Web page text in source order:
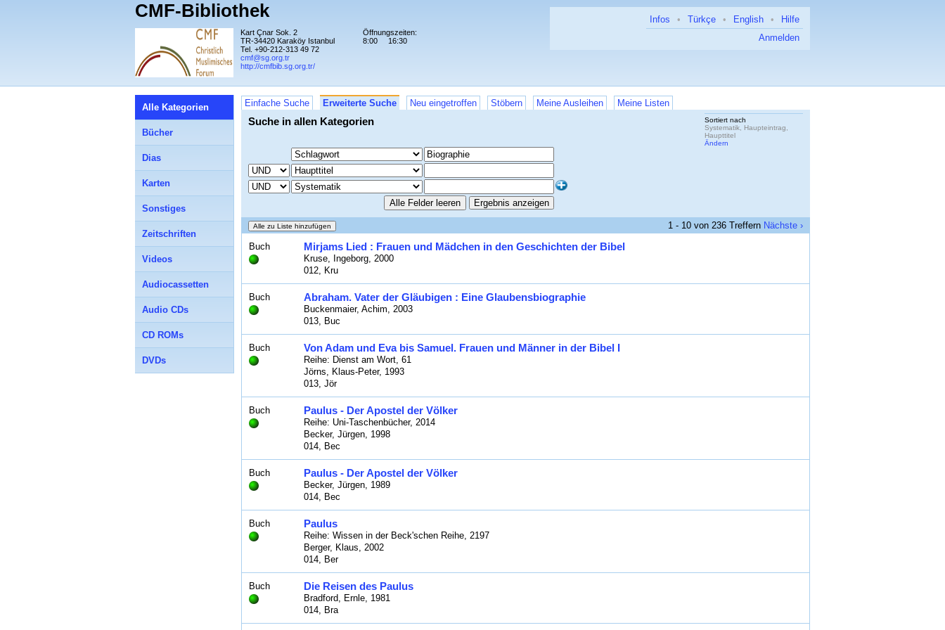
Hilfe
•
English
•
Türkçe
•
Infos
Anmelden
CMF-Bibliothek
Kart Çnar Sok. 2
TR-34420 Karaköy Istanbul
Tel. +90-212-313 49 72
cmf@sg.org.tr
http://cmfbib.sg.org.tr/
Öffnungszeiten:
8:00
16:30
Einfache Suche Erweiterte Suche Neu eingetroffen Stöbern Meine Ausleihen Meine Listen
Suche in allen Kategorien
Sortiert nach
Systematik, Haupteintrag,
Haupttitel
Ändern
1 - 10 von 236 Treffern Nächste ›
Buch
Mirjams Lied : Frauen und Mädchen in den Geschichten der Bibel
Kruse, Ingeborg, 2000
012, Kru
Buch Abraham. Vater der Gläubigen : Eine Glaubensbiographie
Buckenmaier, Achim, 2003
013, Buc
Buch Von Adam und Eva bis Samuel. Frauen und Männer in der Bibel I
Reihe: Dienst am Wort, 61
Jörns, Klaus-Peter, 1993
013, Jör
Buch Paulus - Der Apostel der Völker
Reihe: Uni-Taschenbücher, 2014
Becker, Jürgen, 1998
014, Bec
Buch Paulus - Der Apostel der Völker
Becker, Jürgen, 1989
014, Bec
Buch Paulus
Reihe: Wissen in der Beck'schen Reihe, 2197
Berger, Klaus, 2002
014, Ber
Buch Die Reisen des Paulus
Bradford, Ernle, 1981
014, Bra
Alle Kategorien
Bücher
Dias
Karten
Sonstiges
Zeitschriften
Videos
Audiocassetten
Audio CDs
CD ROMs
DVDs